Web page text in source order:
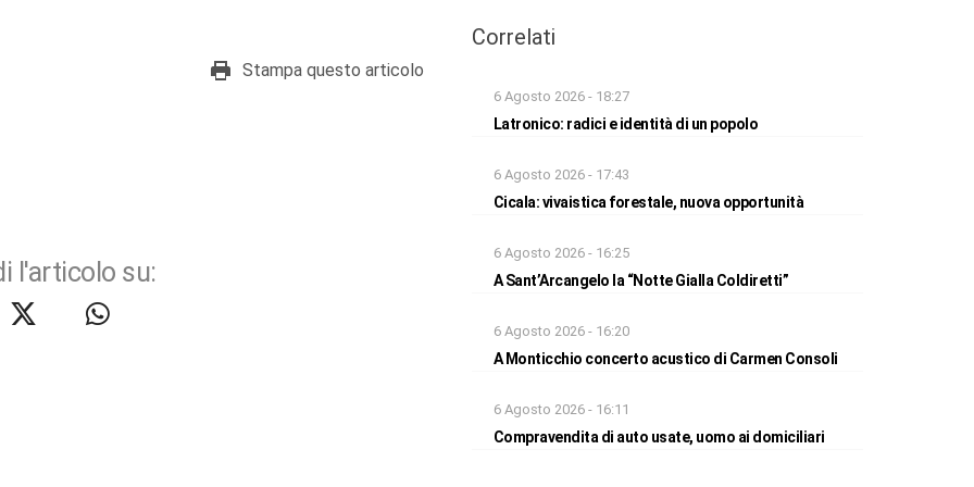
Stampa questo articolo
l'articolo su:
Correlati
6 Agosto 2026 - 18:27
Latronico: radici e identità di un popolo
6 Agosto 2026 - 17:43
Cicala: vivaistica forestale, nuova opportunità
6 Agosto 2026 - 16:25
A Sant’Arcangelo la “Notte Gialla Coldiretti”
6 Agosto 2026 - 16:20
A Monticchio concerto acustico di Carmen Consoli
6 Agosto 2026 - 16:11
Compravendita di auto usate, uomo ai domiciliari